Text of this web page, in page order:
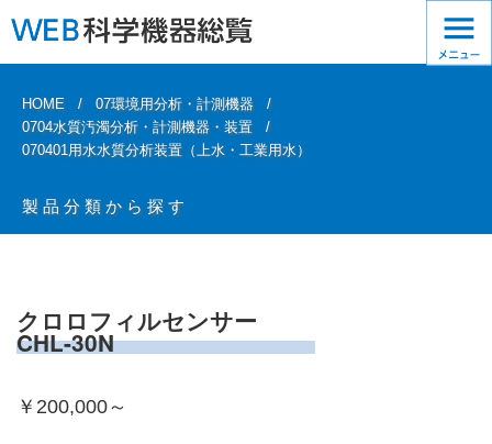
HOME
07環境用分析・計測機器
0704水質汚濁分析・計測機器・装置
070401用水水質分析装置（上水・工業用水）
製品分類から探す
クロロフィルセンサー
CHL-30N
￥200,000～